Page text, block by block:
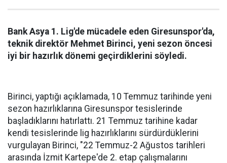
Bank Asya 1. Lig'de mücadele eden Giresunspor'da,
teknik direktör Mehmet Birinci, yeni sezon öncesi
iyi bir hazırlık dönemi geçirdiklerini söyledi.
Birinci, yaptığı açıklamada, 10 Temmuz tarihinde yeni
sezon hazırlıklarına Giresunspor tesislerinde
başladıklarını hatırlattı. 21 Temmuz tarihine kadar
kendi tesislerinde lig hazırlıklarını sürdürdüklerini
vurgulayan Birinci, "22 Temmuz-2 Ağustos tarihleri
arasında İzmit Kartepe'de 2. etap çalışmalarını